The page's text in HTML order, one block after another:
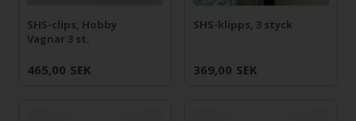
SHS-clips, Hobby
Vagnar 3 st.
465,00 SEK
SHS-klipps, 3 styck
369,00 SEK